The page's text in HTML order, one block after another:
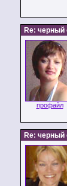
Re: черный
профайл
Re: черный